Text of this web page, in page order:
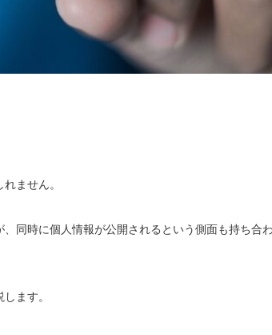
ません。
同時に個人情報が公開されるという側面も持ち合
ます。